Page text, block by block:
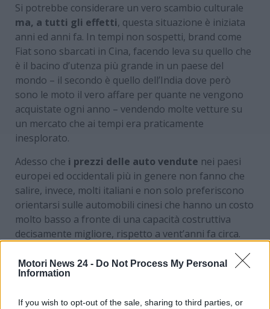
Motori News 24 - Do Not Process My Personal
Information
If you wish to opt-out of the sale, sharing to third parties, or
Si potrebbe considerare un vero scambio culturale
ma, a tutti gli effetti, questa situazione è iniziata
anni ed anni fa. In tempi non sospetti, brand come
Fiat sono sbarcati in Cina, facendo leva su quello che
è il bacino d’utenza più grande in un paese del
mondo – il secondo è quello dell’India dove però
sono le moto il vero affare per quante ne vengono
acquistate ogni anno – vendendo molte vetture su
un mercato che ai tempi era praticamente
inesplorato.
Adesso che i prezzi delle auto vendute nei paesi
europei ed occidentali più in genere non fanno che
salire, invece, molti italiani e non solo preferiscono
orientarsi sulle automobili cinesi che hanno un costo
molto basso a fronte di una capacità costruttiva
decisamente migliore, rispetto a vent’anni fa circa.
sulla scelta dei compratori cinesi.